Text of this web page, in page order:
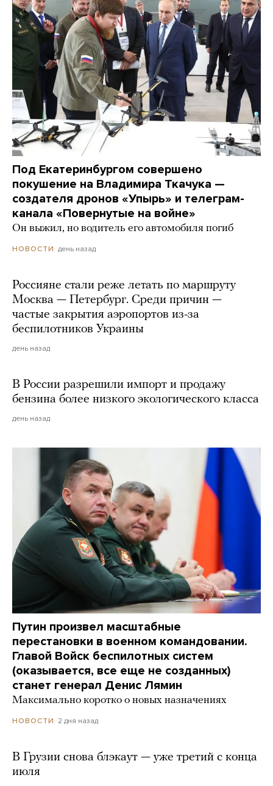
Под Екатеринбургом совершено
покушение на Владимира Ткачука —
создателя дронов «Упырь» и телеграм-
канала «Повернутые на войне»
Он выжил, но водитель его автомобиля погиб
НОВОСТИ день назад
Россияне стали реже летать по маршруту
Москва — Петербург. Среди причин —
частые закрытия аэропортов из-за
беспилотников Украины
день назад
В России разрешили импорт и продажу
бензина более низкого экологического класса
день назад
Путин произвел масштабные
перестановки в военном командовании.
Главой Войск беспилотных систем
(оказывается, все еще не созданных)
станет генерал Денис Лямин
Максимально коротко о новых назначениях
НОВОСТИ 2 дня назад
В Грузии снова блэкаут — уже третий с конца
июля